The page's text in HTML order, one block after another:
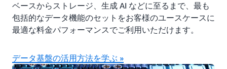
ベースからストレージ、生成 AI などに至るまで、最も
包括的なデータ機能のセットをお客様のユースケースに
最適な料金パフォーマンスでご利用いただけます。
データ基盤の活用方法を学ぶ »